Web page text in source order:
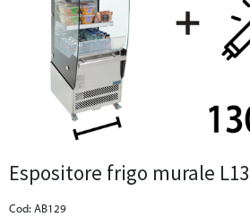
Espositore frigo murale
Cod: AB129